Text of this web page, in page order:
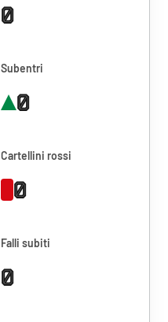
0
Subentri
0
Cartellini rossi
0
Falli subiti
0